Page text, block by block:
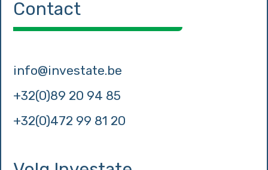
Contact
info@investate.be
+32(0)89 20 94 85
+32(0)472 99 81 20